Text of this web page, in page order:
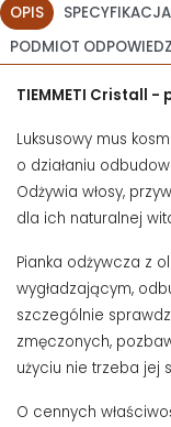
OPIS SPECYFIKACJA
PODMIOT
TIEMMETI Cristall -
Luksusowy mus
o działaniu
Odżywia włosy,
dla ich naturalnej
Pianka odżywcza z
wygładzającym,
szczególnie
zmęczonych,
użyciu nie trzeba jej
O cennych